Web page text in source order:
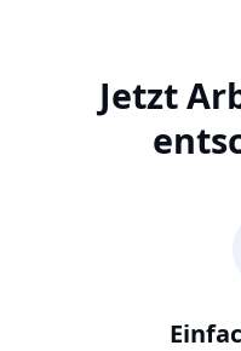
Jetzt